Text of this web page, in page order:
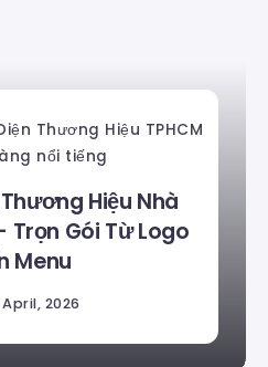
Thương Hiệu TPHCM
nổi tiếng
Hiệu Nhà
Trọn Gói Từ Logo
Menu
2026